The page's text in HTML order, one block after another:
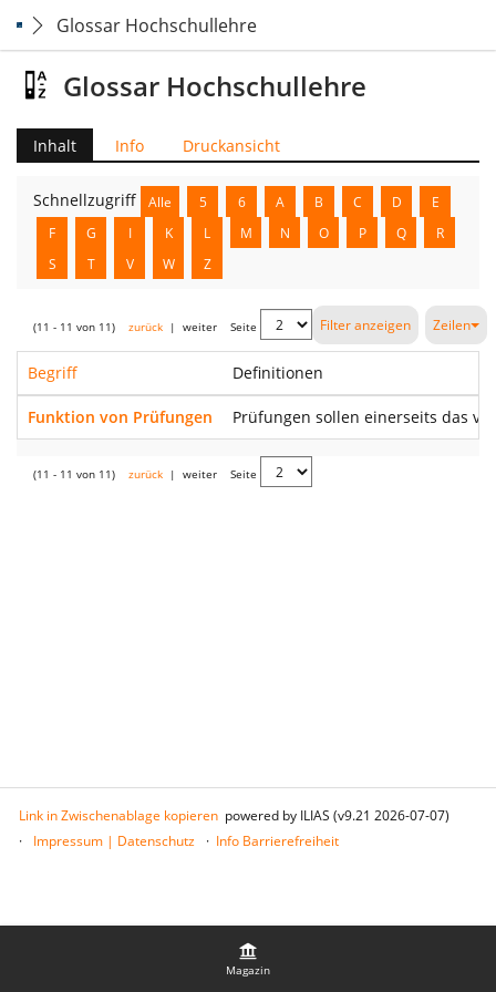
Glossar Hochschullehre
Magazin
Glossar Hochschullehre
Inhalt Info Druckansicht
Schnellzugriff Alle 5 6 A B C D
E
F
G I K L M N O P Q
R
S
T V W Z
(11 - 11 von 11) zurück | weiter Seite Filter anzeigen Zeilen
Begriff Definitionen
Funktion von Prüfungen Prüfungen sollen einerseits das
(11 - 11 von 11) zurück | weiter Seite
Link in Zwischenablage kopieren powered by ILIAS (v9.21 2026-07-07)
Impressum | Datenschutz
Info Barrierefreiheit